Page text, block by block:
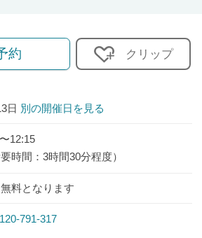
約 クリップ
日 別の開催日を見る
12:15
要時間：3時間30分程度）
料となります
791-317